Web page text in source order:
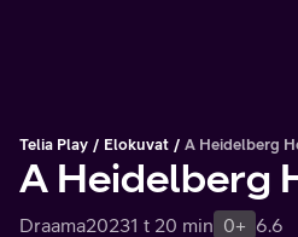
Telia Play Elokuvat A Heidelberg
A Heidelberg
Draama20231 t 20 min 0+ 6.6